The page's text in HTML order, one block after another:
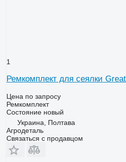
1
Ремкомплект для сеялки
Цена по запросу
Ремкомплект
Состояниеновый
Украина, Полтава
Агродеталь
Связаться с продавцом